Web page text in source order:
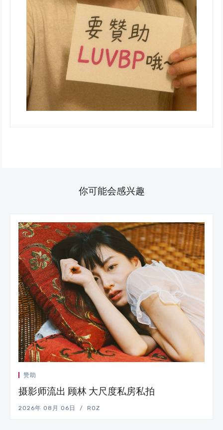
你可能会感兴趣
赞助
摄影师流出 顾林 大尺度私房私拍
2026年 08月 06日 ROZ